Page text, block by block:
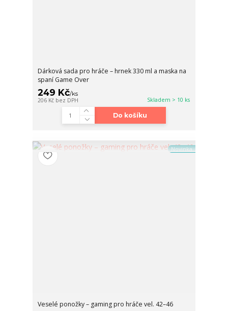
Dárková sada pro hráče – hrnek 330 ml a maska na
spaní Game Over
249 Kč/ks
206 Kč bez DPH Skladem > 10 ks
Do košíku
Novinka
Veselé ponožky – gaming pro hráče vel. 42–46